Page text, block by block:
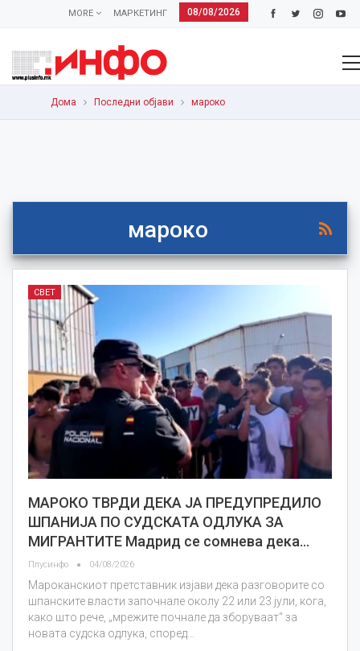
08/08/2026
МАРКЕТИНГ
MORE
Дома Последни објави мароко
мароко
СВЕТ
МАРОКО ТВРДИ ДЕКА ЈА ПРЕДУПРЕДИЛО
ШПАНИЈА ПО СУДСКАТА ОДЛУКА ЗА
МИГРАНТИТЕ Мадрид се сомнева дека…
Плусинфо 04/08/2026
Мароканскиот претставник изјави дека разговорите со
шпанските власти започнале околу 22 или 23 јули, кога,
како што рече, „мрежите почнале да зборуваат“ за
новата судска одлука, според…